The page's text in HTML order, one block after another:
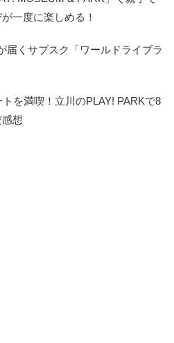
一度に楽しめる！
届くサブスク「ワールドライブラ
を満喫！立川のPLAY! PARKで8
想